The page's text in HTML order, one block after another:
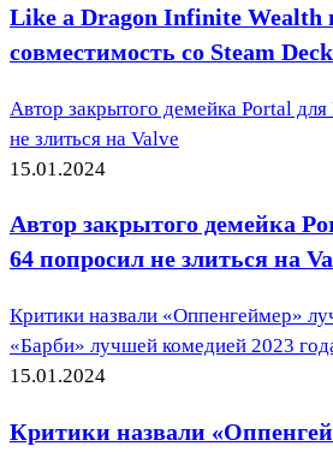
Like a Dragon Infinite Wealth
совместимость со Steam Deck
Автор закрытого демейка Portal
не злиться на Valve
15.01.2024
Автор закрытого демейка
64 попросил не злиться на
Критики назвали «Оппенгеймер»
«Барби» лучшей комедией 2023
15.01.2024
Критики назвали